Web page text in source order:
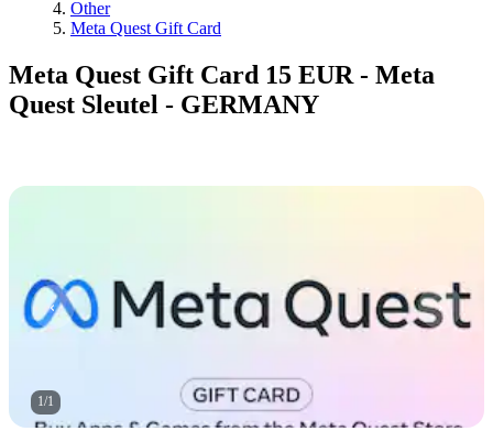
Other
Meta Quest Gift Card
Meta Quest Gift Card 15 EUR - Meta
Quest Sleutel - GERMANY
1/1